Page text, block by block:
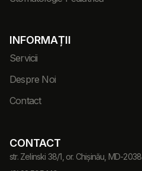
INFORMAȚII
Servicii
Despre Noi
Contact
CONTACT
str. Zelinski 38/1, or. Chișinău, MD-2038